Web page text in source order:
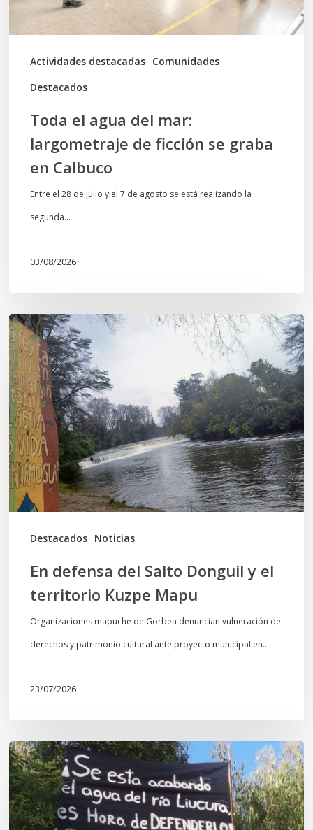
Actividades destacadas Comunidades
Destacados
ficción
se
graba
Toda el agua del mar:
largometraje de ficción se graba
en Calbuco
Entre el 28 de julio y el 7 de agosto se está realizando la
segunda…
03/08/2026
Destacados Noticias
En
defensa
del
Salto
Donguil
y
el
territorio
Kuzpe
Mapu
En defensa del Salto Donguil y el
territorio Kuzpe Mapu
Organizaciones mapuche de Gorbea denuncian vulneración de
derechos y patrimonio cultural ante proyecto municipal en…
23/07/2026
Newen
Leufu
Ligkusra:
«el